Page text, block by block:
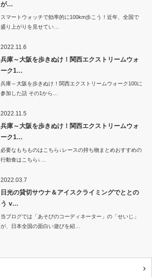
が…
スマートウォッチで効率的に100km歩こう！近年、全国で
盛り上がりを見せてい…
2022.11.6
兵庫～大阪を歩きぬけ！関西エクストリームウォ
ーク1…
兵庫～大阪を歩きぬけ！関西エクストリームウォーク100に
参加した話 その1から…
2022.11.5
兵庫～大阪を歩きぬけ！関西エクストリームウォ
ーク1…
必要なもちものはこちら↓レースの持ち物まとめおすすめの
行動食はこちら↓…
2022.03.7
日光の貸切サウナ＆アイスクライミングでととの
う v…
当ブログでは「あそびのコーディネーター」の「せいじ」
が、日本全国の面白い遊びを紹…